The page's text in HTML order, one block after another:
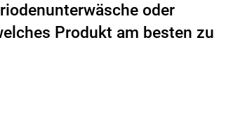
oder
Produkt am besten zu